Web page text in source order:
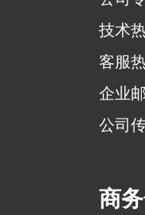
技术
客服
企业
公司
商